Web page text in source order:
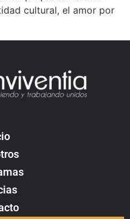
cultural, el amor por